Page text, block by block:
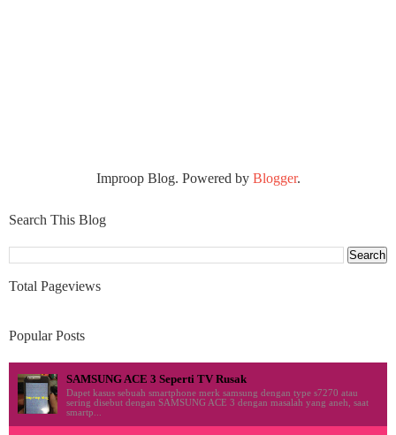
Improop Blog. Powered by Blogger.
Search This Blog
Total Pageviews
Popular Posts
SAMSUNG ACE 3 Seperti TV Rusak
Dapet kasus sebuah smartphone merk samsung dengan type s7270 atau
sering disebut dengan SAMSUNG ACE 3 dengan masalah yang aneh, saat
smartp...